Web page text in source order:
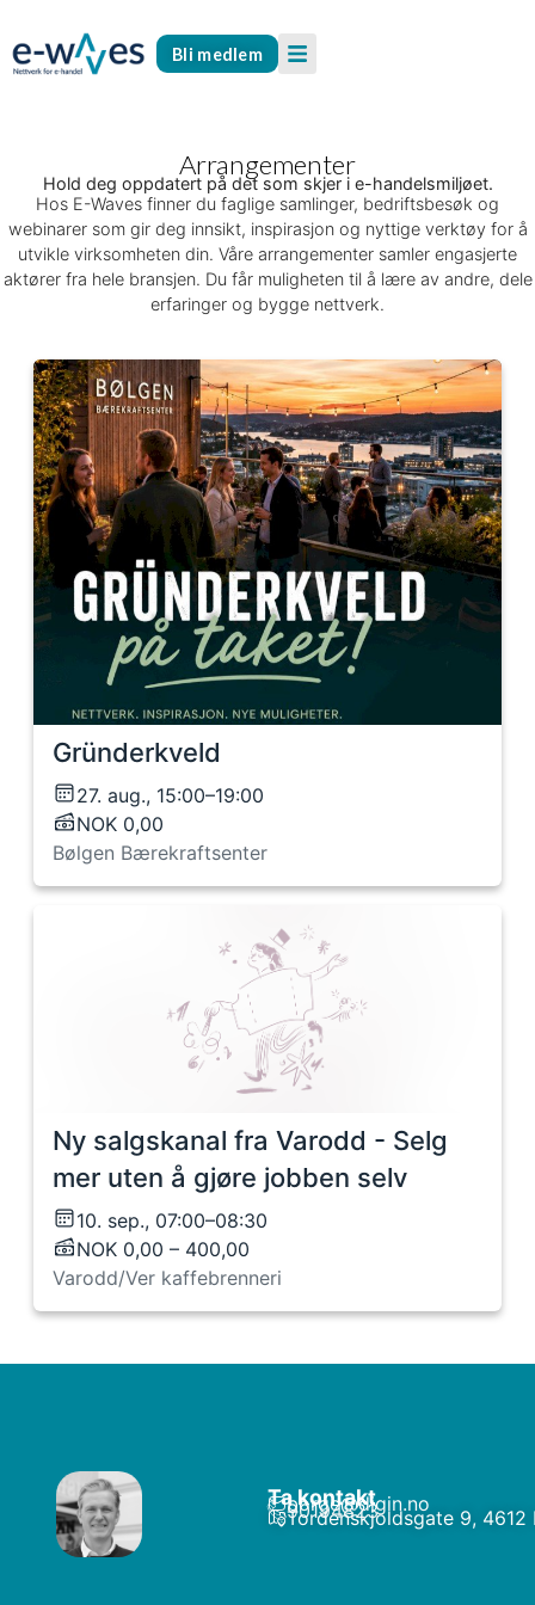
Bli medlem
Arrangementer
Hold deg oppdatert på det som skjer i e-handelsmiljøet.
Hos E-Waves finner du faglige samlinger, bedriftsbesøk og
webinarer som gir deg innsikt, inspirasjon og nyttige verktøy for å
utvikle virksomheten din. Våre arrangementer samler engasjerte
aktører fra hele bransjen. Du får muligheten til å lære av andre, dele
erfaringer og bygge nettverk.
Gründerkveld
27. aug., 15:00–19:00
NOK 0,00
Bølgen Bærekraftsenter
Ny salgskanal fra Varodd - Selg
mer uten å gjøre jobben selv
10. sep., 07:00–08:30
NOK 0,00 – 400,00
Varodd/Ver kaffebrenneri
Ta kontakt
borge@digin.no
90194823
Tordenskjoldsgate 9, 4612